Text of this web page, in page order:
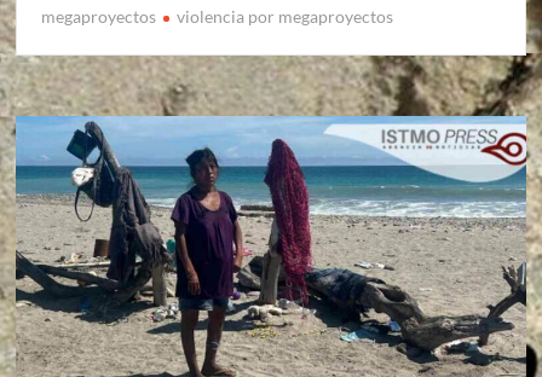
megaproyectos
violencia por megaproyectos